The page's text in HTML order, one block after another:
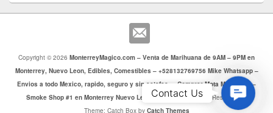
Copyright © 2026 MonterreyMagico.com – Venta de Marihuana de 9AM – 9PM en
Monterrey, Nuevo Leon, Edibles, Comestibles – +528132769756 Mike Whatsapp –
Envios a todo Mexico, rapido, seguro y sin estafas. – Comprar Mota Monterrey –
Smoke Shop #1 en Monterrey Nuevo Leon
. Todos los Derechos Reservados.
Theme: Catch Box by Catch Themes
Us
Contact Us